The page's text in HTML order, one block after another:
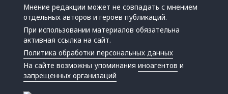
Мнение редакции может не совпадать с мнением
отдельных авторов и героев публикаций.
При использовании материалов обязательна
активная ссылка на сайт.
Политика обработки персональных данных
На сайте возможны упоминанияиноагентов и
запрещенных организаций